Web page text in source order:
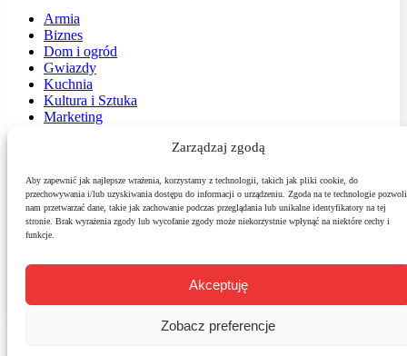
Zarządzaj zgodą
Aby zapewnić jak najlepsze wrażenia, korzystamy z technologii, takich jak pliki cookie, do
przechowywania i/lub uzyskiwania dostępu do informacji o urządzeniu. Zgoda na te technologie pozwoli
nam przetwarzać dane, takie jak zachowanie podczas przeglądania lub unikalne identyfikatory na tej
stronie. Brak wyrażenia zgody lub wycofanie zgody może niekorzystnie wpłynąć na niektóre cechy i
funkcje.
Akceptuję
Zobacz preferencje
Armia
Biznes
Dom i ogród
Gwiazdy
Kuchnia
Kultura i Sztuka
Marketing
Podróże
Polityka
Sport
Środowisko
Technologie